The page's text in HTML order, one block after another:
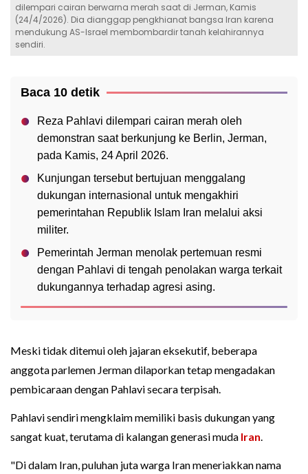
dilempari cairan berwarna merah saat di Jerman, Kamis
(24/4/2026). Dia dianggap pengkhianat bangsa Iran karena
mendukung AS-Israel membombardir tanah kelahirannya
sendiri.
Baca 10 detik
Reza Pahlavi dilempari cairan merah oleh
demonstran saat berkunjung ke Berlin, Jerman,
pada Kamis, 24 April 2026.
Kunjungan tersebut bertujuan menggalang
dukungan internasional untuk mengakhiri
pemerintahan Republik Islam Iran melalui aksi
militer.
Pemerintah Jerman menolak pertemuan resmi
dengan Pahlavi di tengah penolakan warga terkait
dukungannya terhadap agresi asing.
Meski tidak ditemui oleh jajaran eksekutif, beberapa
anggota parlemen Jerman dilaporkan tetap mengadakan
pembicaraan dengan Pahlavi secara terpisah.
Pahlavi sendiri mengklaim memiliki basis dukungan yang
sangat kuat, terutama di kalangan generasi muda Iran.
"Di dalam Iran, puluhan juta warga Iran meneriakkan nama